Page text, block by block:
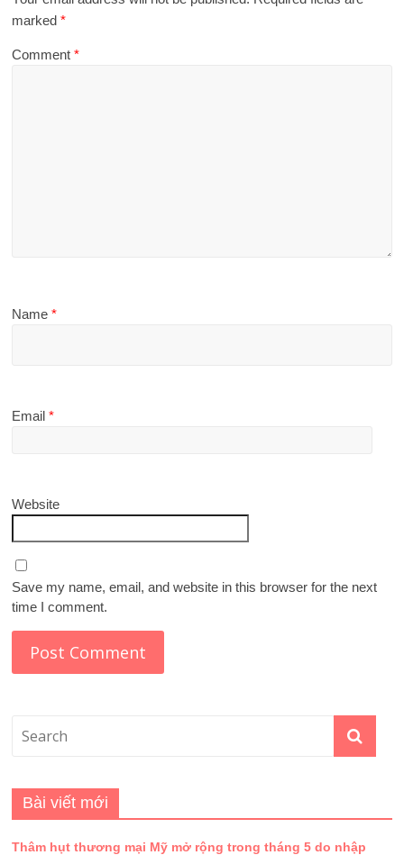
marked*
Comment*
Name*
Email*
Website
Save my name, email, and website in this browser for the next
time I comment.
Bài viết mới
Thâm hụt thương mại Mỹ mở rộng trong tháng 5 do nhập